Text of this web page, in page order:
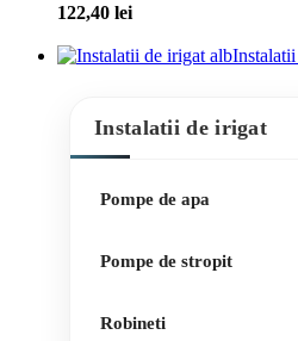
122,40 lei
Instalatii de irigat
Pompe de apa
Pompe de stropit
Robineti